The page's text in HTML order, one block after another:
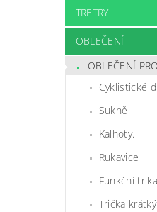
TRETRY
OBLEČENÍ
OBLEČENÍ
Cyklistické
Sukně
Kalhoty.
Rukavice
Funkční trika
Trička